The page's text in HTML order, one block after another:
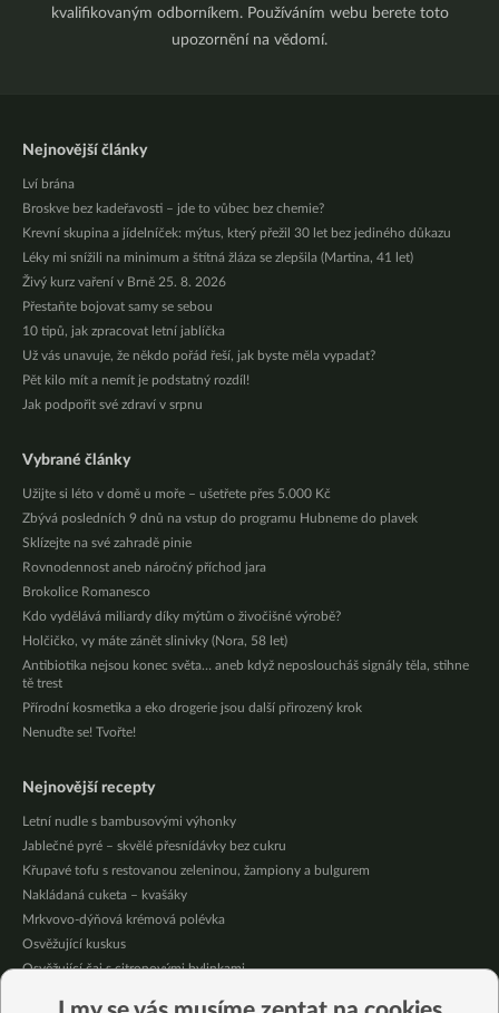
kvalifikovaným odborníkem. Používáním webu berete toto
upozornění na vědomí.
Nejnovější články
Lví brána
Broskve bez kadeřavosti – jde to vůbec bez chemie?
Krevní skupina a jídelníček: mýtus, který přežil 30 let bez jediného důkazu
Léky mi snížili na minimum a štítná žláza se zlepšila (Martina, 41 let)
Živý kurz vaření v Brně 25. 8. 2026
Přestaňte bojovat samy se sebou
10 tipů, jak zpracovat letní jablíčka
Už vás unavuje, že někdo pořád řeší, jak byste měla vypadat?
Pět kilo mít a nemít je podstatný rozdíl!
Jak podpořit své zdraví v srpnu
Vybrané články
Užijte si léto v domě u moře – ušetřete přes 5.000 Kč
Zbývá posledních 9 dnů na vstup do programu Hubneme do plavek
Sklízejte na své zahradě pinie
Rovnodennost aneb náročný příchod jara
Brokolice Romanesco
Kdo vydělává miliardy díky mýtům o živočišné výrobě?
Holčičko, vy máte zánět slinivky (Nora, 58 let)
Antibiotika nejsou konec světa… aneb když neposloucháš signály těla, stihne
tě trest
Přírodní kosmetika a eko drogerie jsou další přirozený krok
Nenuďte se! Tvořte!
Nejnovější recepty
Letní nudle s bambusovými výhonky
Jablečné pyré – skvělé přesnídávky bez cukru
Křupavé tofu s restovanou zeleninou, žampiony a bulgurem
Nakládaná cuketa – kvašáky
Mrkvovo-dýňová krémová polévka
Osvěžující kuskus
Osvěžující čaj s citronovými bylinkami